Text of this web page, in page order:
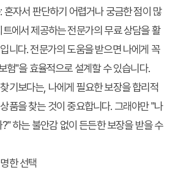
: 혼자서 판단하기 어렵거나 궁금한 점이 많
에서 제공하는 전문가의 무료 상담을 활
니다. 전문가의 도움을 받으면 나에게 꼭
험"을 효율적으로 설계할 수 있습니다.
기보다는, 나에게 필요한 보장을 합리적
품을 찾는 것이 중요합니다. 그래야만 "나
하는 불안감 없이 든든한 보장을 받을 수
한 선택